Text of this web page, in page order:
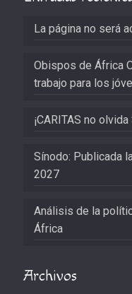
La página no será
Obispos de África
trabajo para los
¡CARITAS no
Sínodo: Publicada
2027
Análisis de la
África
Archivos